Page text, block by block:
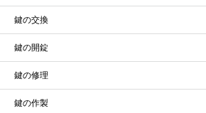
鍵の交換
鍵の開錠
鍵の修理
鍵の作製